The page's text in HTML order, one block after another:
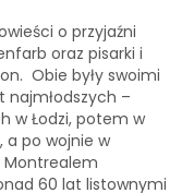
o przyjaźni
oraz pisarki i
Obie były swoimi
najmłodszych –
w Łodzi, potem w
po wojnie w
Montrealem
60 lat listownymi